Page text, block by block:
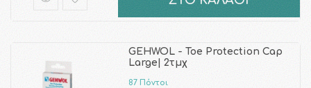
GEHWOL - Toe Protection Cap
Large| 2τμχ
87 Πόντοι